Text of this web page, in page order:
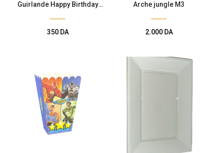
Guirlande Happy Birthday
350 DA
Arche jungle M3
2.000 DA